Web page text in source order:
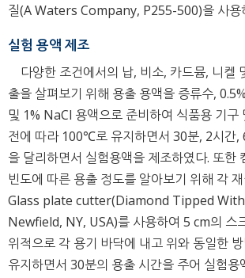
질(A Waters Company, P255-500)을 사용
실험 용액 제조
다양한 조건에서의 납, 비소, 카드뮴, 니켈
출을 살펴보기 위해 용출 용액을 증류수,
및 1% NaCl 용액으로 준비하여 식품용 기구
전에 따라 100℃로 유지하면서 30분, 2시간,
을 달리하면서 실험용액을 제조하였다. 또한
빈도에 따른 용출 정도를 알아보기 위해 각
Glass plate cutter(Diamond Tipped
Newfield, NY, USA)를 사용하여 5 cm의 스
위적으로 각 용기 바닥에 내고 위와 동일한
유지하면서 30분의 용출 시간을 주어 실험용